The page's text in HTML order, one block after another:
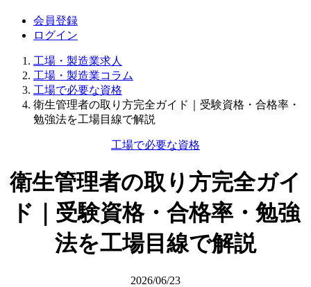
会員登録
ログイン
工場・製造業求人
工場・製造業コラム
工場で必要な資格
衛生管理者の取り方完全ガイド｜受験資格・合格率・
勉強法を工場目線で解説
工場で必要な資格
衛生管理者の取り方完全ガイ
ド｜受験資格・合格率・勉強
法を工場目線で解説
2026/06/23